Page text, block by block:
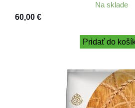
Na sklade
60,00 €
Pridať do